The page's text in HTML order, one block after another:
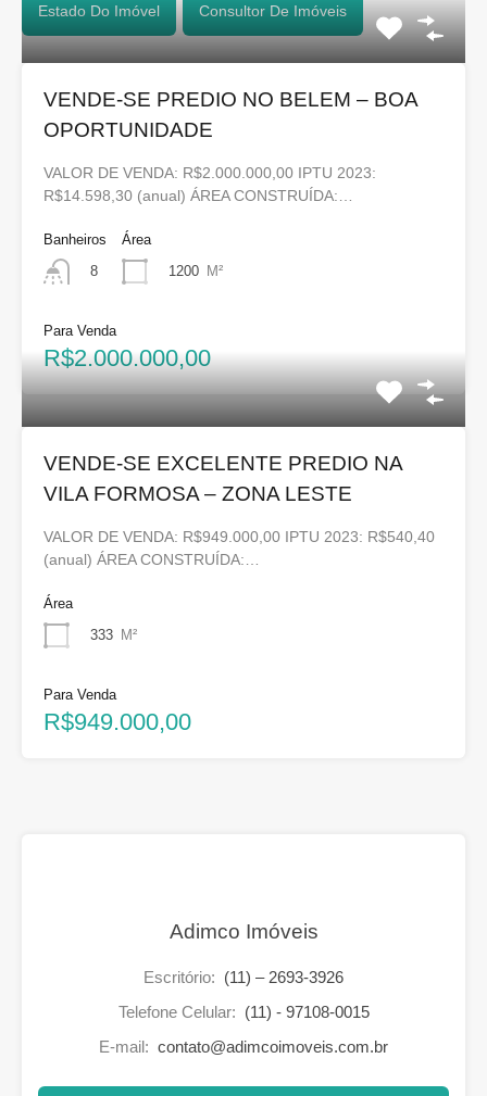
Estado Do Imóvel Consultor De Imóveis
VENDE-SE PREDIO NO BELEM – BOA
OPORTUNIDADE
VALOR DE VENDA: R$2.000.000,00 IPTU 2023:
R$14.598,30 (anual) ÁREA CONSTRUÍDA:…
Banheiros
8
Área
1200 M²
Para Venda
R$2.000.000,00
VENDE-SE EXCELENTE PREDIO NA
VILA FORMOSA – ZONA LESTE
VALOR DE VENDA: R$949.000,00 IPTU 2023: R$540,40
(anual) ÁREA CONSTRUÍDA:…
Área
333 M²
Para Venda
R$949.000,00
Adimco Imóveis
Escritório: (11) – 2693-3926
Telefone Celular: (11) - 97108-0015
E-mail: contato@adimcoimoveis.com.br